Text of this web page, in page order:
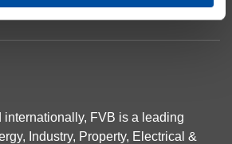
internationally, FVB is a leading
Industry, Property, Electrical &